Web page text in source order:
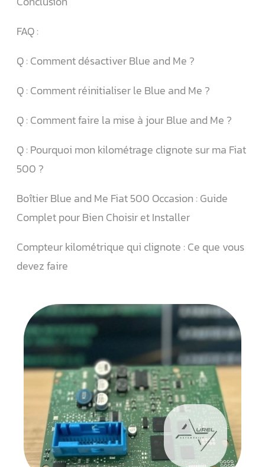
FAQ :
Q : Comment désactiver Blue and Me ?
Q : Comment réinitialiser le Blue and Me ?
Q : Comment faire la mise à jour Blue and Me ?
Q : Pourquoi mon kilométrage clignote sur ma Fiat
500 ?
Boîtier Blue and Me Fiat 500 Occasion : Guide
Complet pour Bien Choisir et Installer
Compteur kilométrique qui clignote : Ce que vous
devez faire